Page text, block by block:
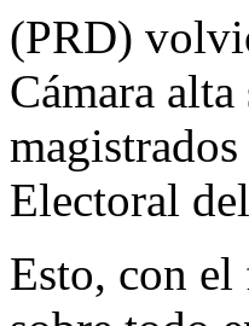
(PRD)
Cámara
Electoral
Esto, con el